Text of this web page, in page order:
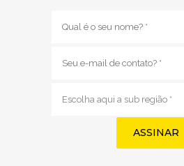
mail
região